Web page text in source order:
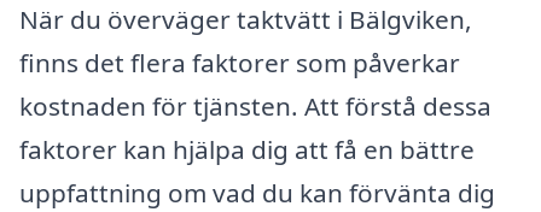
När du överväger taktvätt i Bälgviken,
finns det flera faktorer som påverkar
kostnaden för tjänsten. Att förstå dessa
faktorer kan hjälpa dig att få en bättre
uppfattning om vad du kan förvänta dig